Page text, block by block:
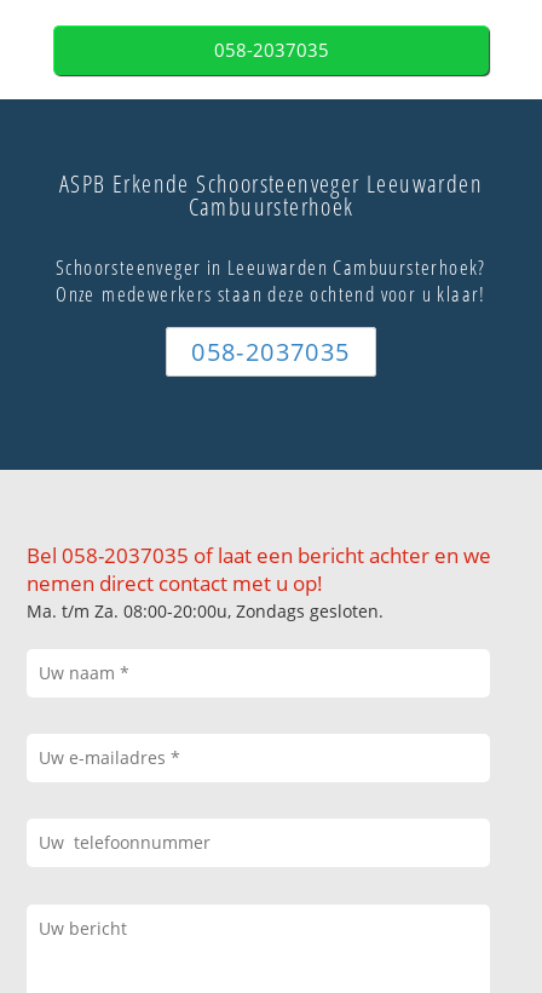
058-2037035
ASPB Erkende Schoorsteenveger Leeuwarden
Cambuursterhoek
Schoorsteenveger in Leeuwarden Cambuursterhoek?
Onze medewerkers staan deze ochtend voor u klaar!
058-2037035
Bel 058-2037035 of laat een bericht achter en we
nemen direct contact met u op!
Ma. t/m Za. 08:00-20:00u, Zondags gesloten.